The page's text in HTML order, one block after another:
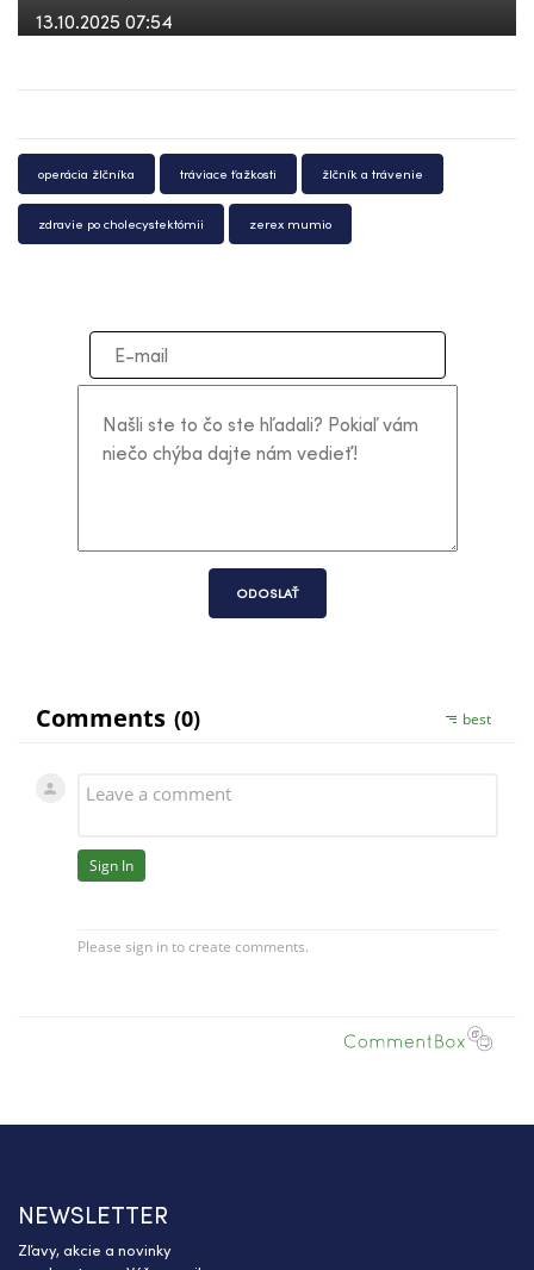
13.10.2025 07:54
operácia žlčníka tráviace ťažkosti žlčník a trávenie
zdravie po cholecystektómii zerex mumio
ODOSLAŤ
NEWSLETTER
Zľavy, akcie a novinky